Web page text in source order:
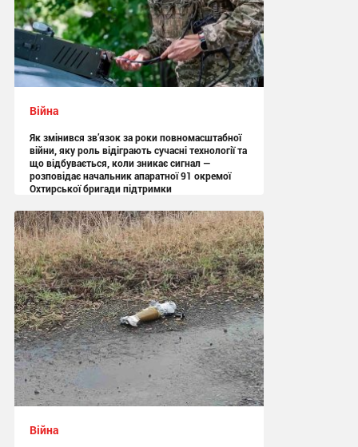
Війна
Як змінився зв’язок за роки повномасштабної
війни, яку роль відіграють сучасні технології та
що відбувається, коли зникає сигнал —
розповідає начальник апаратної 91 окремої
Охтирської бригади підтримки
13:05 вчора
Війна